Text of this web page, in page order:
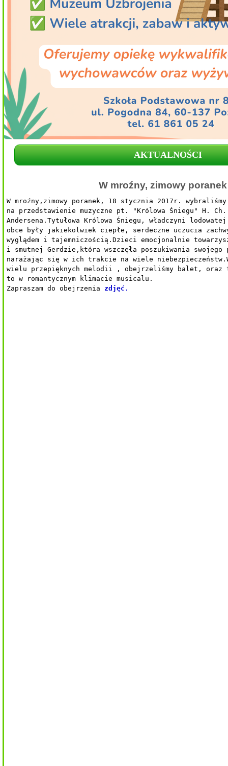
AKTUALNOŚCI
W mroźny, zimowy poranek
W mroźny,zimowy poranek, 18 stycznia 2017r.
na przedstawienie muzyczne pt. "Królowa Śniegu" H. Ch.
Andersena.Tytułowa Królowa Śniegu, władczyni
obce były jakiekolwiek ciepłe, serdeczne uczucia
wyglądem i tajemniczością.Dzieci emocjonalnie
i smutnej Gerdzie,która wszczęła poszukiwania
narażając się w ich trakcie na wiele
wielu przepięknych melodii , obejrzeliśmy balet, oraz
to w romantycznym klimacie musicalu.
Zapraszam do obejrzenia zdjęć.